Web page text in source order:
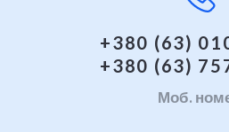
+380 (63)
+380 (63)
Моб.